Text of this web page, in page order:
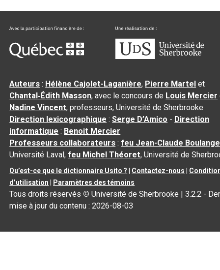
Auteurs : Hélène Cajolet-Laganière, Pierre Martel et
Chantal‑Édith Masson, avec le concours de Louis Mercier
Nadine Vincent, professeurs, Université de Sherbrooke
Direction lexicographique :Serge D’Amico - Direction
informatique : Benoit Mercier
Professeurs collaborateurs :feu Jean-Claude
Université Laval,feu Michel Théoret, Université de
Qu’est-ce que le dictionnaire Usito ? Contactez-nous
d’utilisation
Paramètres des témoins
Tous droits réservés © Université de Sherbrooke |3.2.2 -
mise à jour du contenu :2026-08-03